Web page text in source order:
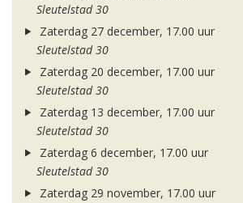
Sleutelstad 30
Zaterdag 27 december, 17.00 uur
Sleutelstad 30
Zaterdag 20 december, 17.00 uur
Sleutelstad 30
Zaterdag 13 december, 17.00 uur
Sleutelstad 30
Zaterdag 6 december, 17.00 uur
Sleutelstad 30
Zaterdag 29 november, 17.00 uur